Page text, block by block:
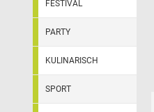
FESTIVAL
PARTY
KULINARISCH
SPORT